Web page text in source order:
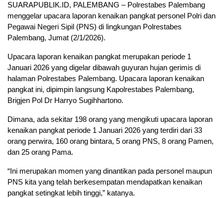
SUARAPUBLIK.ID, PALEMBANG – Polrestabes Palembang
menggelar upacara laporan kenaikan pangkat personel Polri dan
Pegawai Negeri Sipil (PNS) di lingkungan Polrestabes
Palembang, Jumat (2/1/2026).
Upacara laporan kenaikan pangkat merupakan periode 1
Januari 2026 yang digelar dibawah guyuran hujan gerimis di
halaman Polrestabes Palembang. Upacara laporan kenaikan
pangkat ini, dipimpin langsung Kapolrestabes Palembang,
Brigjen Pol Dr Harryo Sugihhartono.
Dimana, ada sekitar 198 orang yang mengikuti upacara laporan
kenaikan pangkat periode 1 Januari 2026 yang terdiri dari 33
orang perwira, 160 orang bintara, 5 orang PNS, 8 orang Pamen,
dan 25 orang Pama.
“Ini merupakan momen yang dinantikan pada personel maupun
PNS kita yang telah berkesempatan mendapatkan kenaikan
pangkat setingkat lebih tinggi,” katanya.